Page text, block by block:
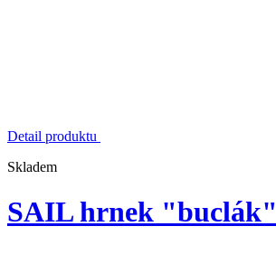
Detail produktu
Skladem
SAIL hrnek "buclák"